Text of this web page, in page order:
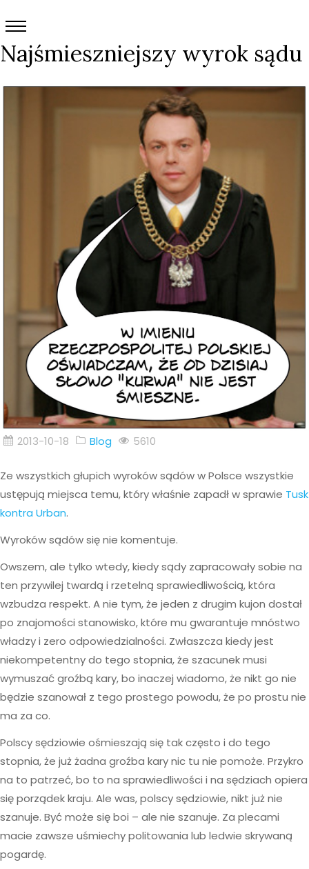
Najśmieszniejszy wyrok sądu
2013-10-18 Blog 5610
Ze wszystkich głupich wyroków sądów w Polsce wszystkie
ustępują miejsca temu, który właśnie zapadł w sprawie Tusk
kontra Urban.
Wyroków sądów się nie komentuje.
Owszem, ale tylko wtedy, kiedy sądy zapracowały sobie na
ten przywilej twardą i rzetelną sprawiedliwością, która
wzbudza respekt. A nie tym, że jeden z drugim kujon dostał
po znajomości stanowisko, które mu gwarantuje mnóstwo
władzy i zero odpowiedzialności. Zwłaszcza kiedy jest
niekompetentny do tego stopnia, że szacunek musi
wymuszać groźbą kary, bo inaczej wiadomo, że nikt go nie
będzie szanował z tego prostego powodu, że po prostu nie
ma za co.
Polscy sędziowie ośmieszają się tak często i do tego
stopnia, że już żadna groźba kary nic tu nie pomoże. Przykro
na to patrzeć, bo to na sprawiedliwości i na sędziach opiera
się porządek kraju. Ale was, polscy sędziowie, nikt już nie
szanuje. Być może się boi – ale nie szanuje. Za plecami
macie zawsze uśmiechy politowania lub ledwie skrywaną
pogardę.